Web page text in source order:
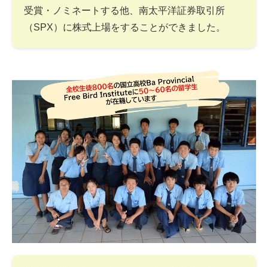
受賞・ノミネートする他、南太平洋証券取引所
（SPX）に株式上場をすることができました。